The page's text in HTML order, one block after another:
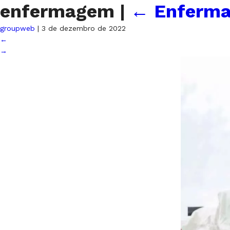
enfermagem | ←
groupweb | 3 de dezembro de 2022
←
→